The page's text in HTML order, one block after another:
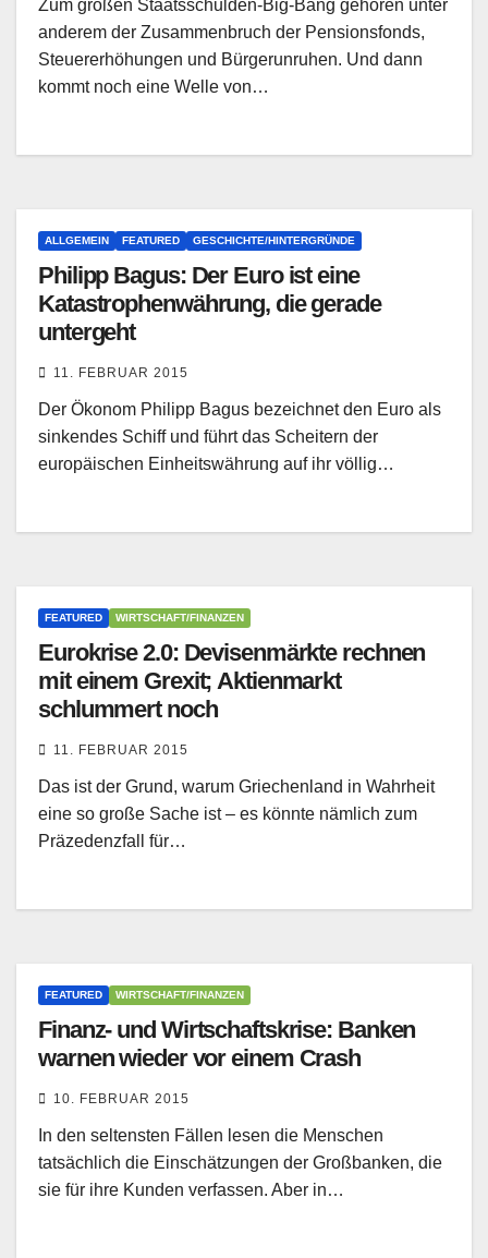
Zum großen Staatsschulden-Big-Bang gehören unter
anderem der Zusammenbruch der Pensionsfonds,
Steuererhöhungen und Bürgerunruhen. Und dann
kommt noch eine Welle von…
ALLGEMEIN FEATURED GESCHICHTE/HINTERGRÜNDE
Philipp Bagus: Der Euro ist eine
Katastrophenwährung, die gerade
untergeht
11. FEBRUAR 2015
Der Ökonom Philipp Bagus bezeichnet den Euro als
sinkendes Schiff und führt das Scheitern der
europäischen Einheitswährung auf ihr völlig…
FEATURED WIRTSCHAFT/FINANZEN
Eurokrise 2.0: Devisenmärkte rechnen
mit einem Grexit; Aktienmarkt
schlummert noch
11. FEBRUAR 2015
Das ist der Grund, warum Griechenland in Wahrheit
eine so große Sache ist – es könnte nämlich zum
Präzedenzfall für…
FEATURED WIRTSCHAFT/FINANZEN
Finanz- und Wirtschaftskrise: Banken
warnen wieder vor einem Crash
10. FEBRUAR 2015
In den seltensten Fällen lesen die Menschen
tatsächlich die Einschätzungen der Großbanken, die
sie für ihre Kunden verfassen. Aber in…